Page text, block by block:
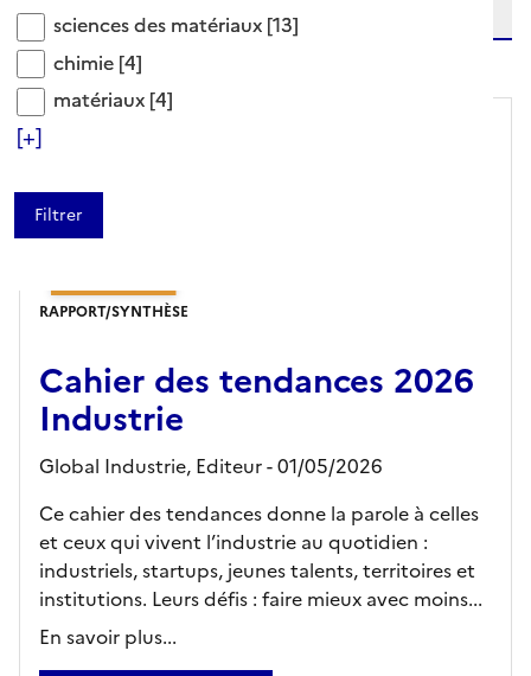
sciences des matériaux
sciences des matériaux [13]
chimiechimie [4]
matériaux
matériaux [4]
[+]
niveau(x) vers le bas
RAPPORT/SYNTHÈSE
Cahier des tendances 2026
Industrie
Global Industrie, Editeur- 01/05/2026
Ce cahier des tendances donne la parole à celles
et ceux qui vivent l’industrie au quotidien :
industriels, startups, jeunes talents, territoires et
institutions. Leurs défis : faire mieux avec moins...
En savoir plus...